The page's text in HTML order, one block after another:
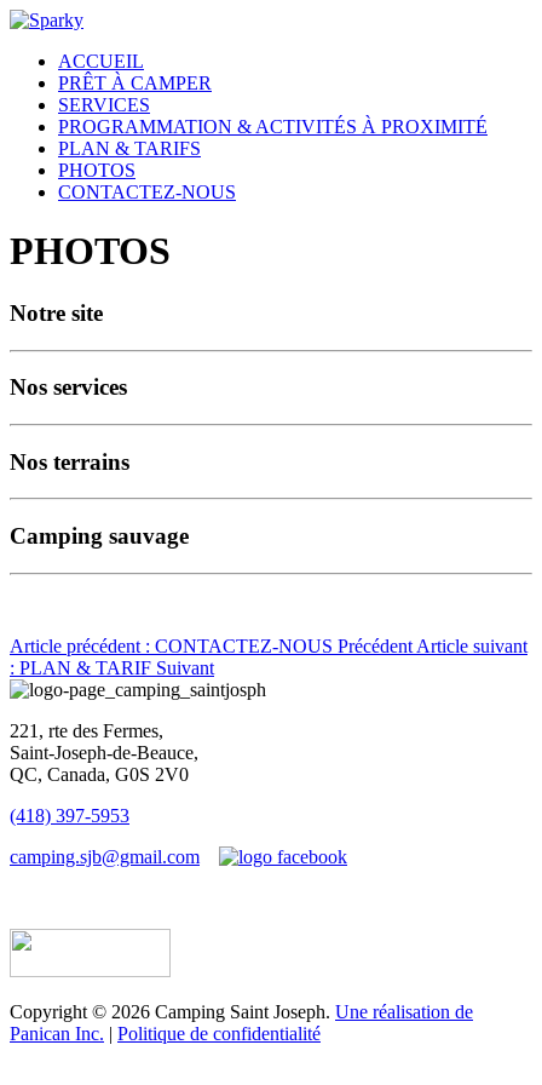
ACCUEIL
PRÊT À CAMPER
SERVICES
PROGRAMMATION & ACTIVITÉS À PROXIMITÉ
PLAN & TARIFS
PHOTOS
CONTACTEZ-NOUS
PHOTOS
Notre site
Nos services
Nos terrains
Camping sauvage
Article précédent : CONTACTEZ-NOUS Précédent Article suivant
: PLAN & TARIF Suivant
221, rte des Fermes,
Saint-Joseph-de-Beauce,
QC, Canada, G0S 2V0
(418) 397-5953
camping.sjb@gmail.com
Copyright © 2026 Camping Saint Joseph. Une réalisation de
Panican Inc. | Politique de confidentialité